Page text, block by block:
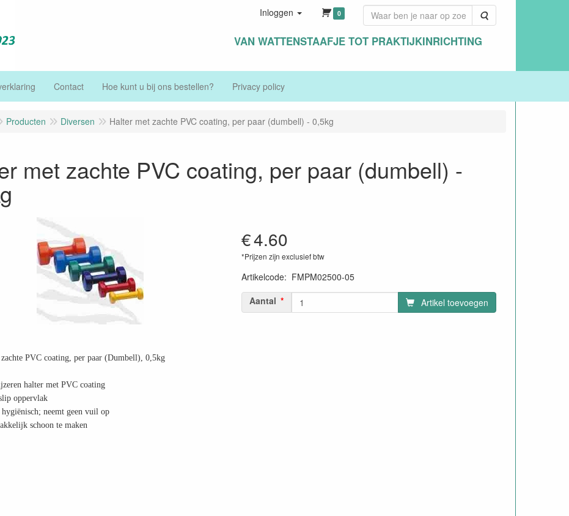
VAN WATTENSTAAFJE TOT PRAKTIJKINRICHTING
Inloggen 0 Zoeken
Contact Hoe kunt u bij ons bestellen? Privacy policy
Producten Diversen Halter met zachte PVC coating, per paar (dumbell) - 0,5kg
met zachte PVC coating, per paar (dumbell) -
€4.60
*Prijzen zijn exclusief btw
Artikelcode: FMPM02500-05
Aantal
Artikel toevoegen
PVC coating, per paar (Dumbell), 0,5kg
halter met PVC coating
oppervlak
hygiënisch; neemt geen vuil op
schoon te maken